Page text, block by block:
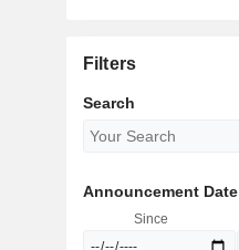
Filters
Search
Announcement Date
Since